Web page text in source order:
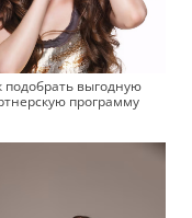
подобрать выгодную
программу